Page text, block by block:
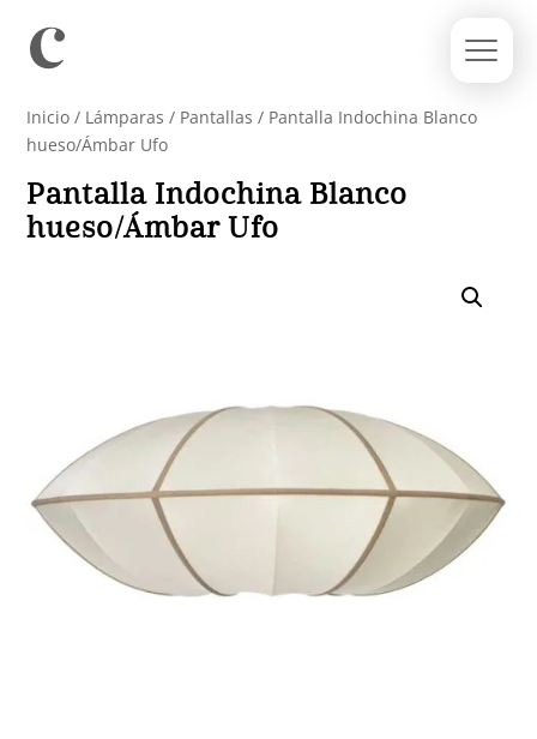
Inicio / Lámparas / Pantallas / Pantalla Indochina Blanco
hueso/Ámbar Ufo
Pantalla Indochina Blanco
hueso/Ámbar Ufo